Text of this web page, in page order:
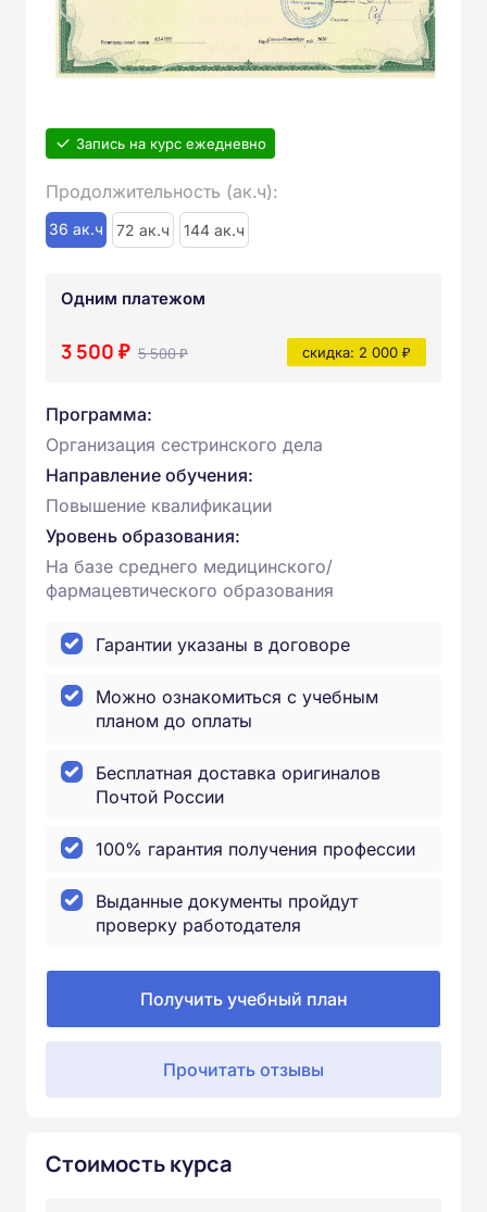
Запись на курс ежедневно
Продолжительность (ак.ч):
36 ак.ч 72 ак.ч 144 ак.ч
Одним платежом
3 500 ₽ 5 500 ₽ скидка: 2 000 ₽
Программа:
Организация сестринского дела
Направление обучения:
Повышение квалификации
Уровень образования:
На базе среднего медицинского/
фармацевтического образования
Гарантии указаны в договоре
Можно ознакомиться с учебным
планом до оплаты
Бесплатная доставка оригиналов
Почтой России
100% гарантия получения профессии
Выданные документы пройдут
проверку работодателя
Получить учебный план
Прочитать отзывы
Стоимость курса